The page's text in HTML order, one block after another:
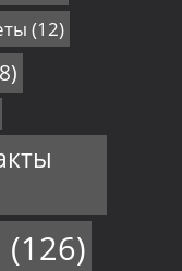
(12)
(126)